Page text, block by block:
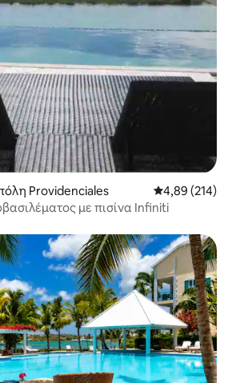
Providenciales Μέση
4,89 (214)
με πισίνα Infiniti